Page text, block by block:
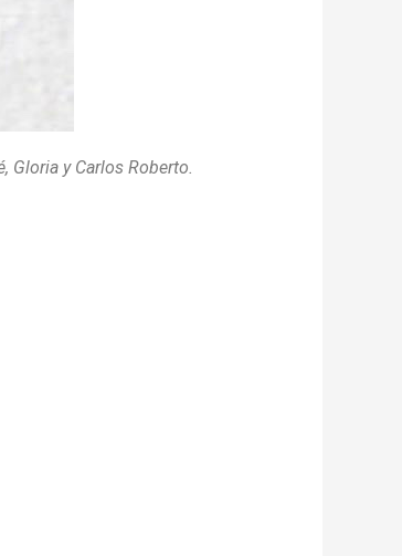
Gloria y Carlos Roberto.